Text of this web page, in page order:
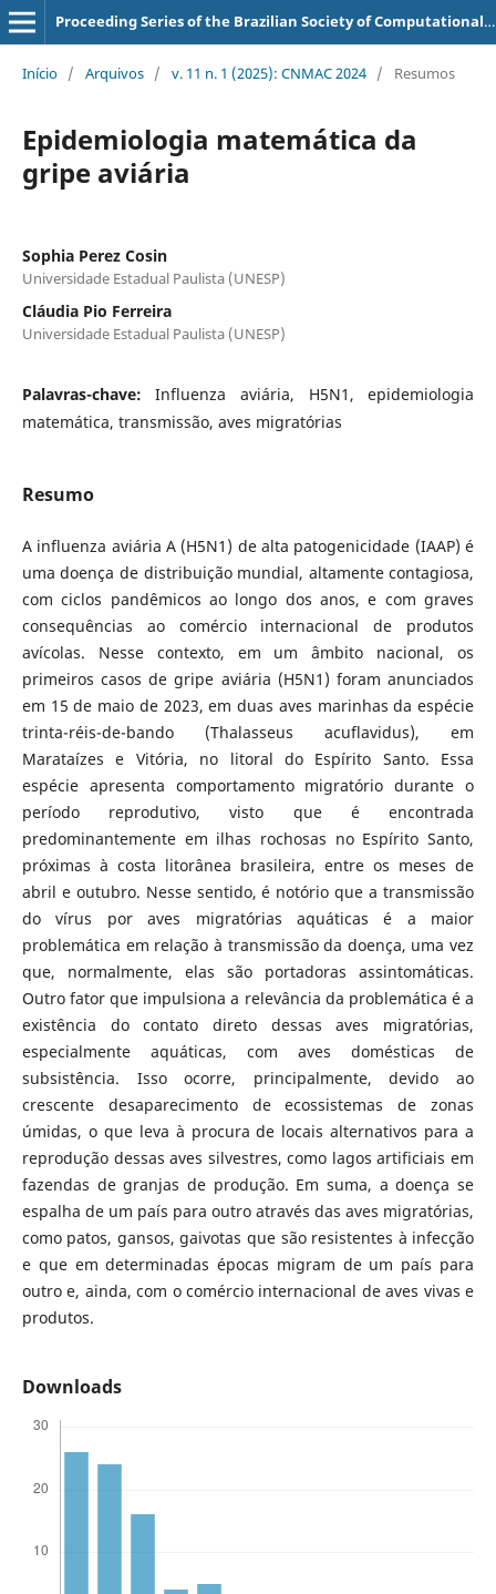
Proceeding Series of the Brazilian Society of Computational and Applied Mathematics
Início / Arquivos / v. 11 n. 1 (2025): CNMAC 2024 / Resumos
Epidemiologia matemática da
gripe aviária
Sophia Perez Cosin
Universidade Estadual Paulista (UNESP)
Cláudia Pio Ferreira
Universidade Estadual Paulista (UNESP)
Palavras-chave:Influenza aviária, H5N1, epidemiologia
matemática, transmissão, aves migratórias
Resumo
A influenza aviária A (H5N1) de alta patogenicidade (IAAP) é
uma doença de distribuição mundial, altamente contagiosa,
com ciclos pandêmicos ao longo dos anos, e com graves
consequências ao comércio internacional de produtos
avícolas. Nesse contexto, em um âmbito nacional, os
primeiros casos de gripe aviária (H5N1) foram anunciados
em 15 de maio de 2023, em duas aves marinhas da espécie
trinta-réis-de-bando (Thalasseus acuflavidus), em
Marataízes e Vitória, no litoral do Espírito Santo. Essa
espécie apresenta comportamento migratório durante o
período reprodutivo, visto que é encontrada
predominantemente em ilhas rochosas no Espírito Santo,
próximas à costa litorânea brasileira, entre os meses de
abril e outubro. Nesse sentido, é notório que a transmissão
do vírus por aves migratórias aquáticas é a maior
problemática em relação à transmissão da doença, uma vez
que, normalmente, elas são portadoras assintomáticas.
Outro fator que impulsiona a relevância da problemática é a
existência do contato direto dessas aves migratórias,
especialmente aquáticas, com aves domésticas de
subsistência. Isso ocorre, principalmente, devido ao
crescente desaparecimento de ecossistemas de zonas
úmidas, o que leva à procura de locais alternativos para a
reprodução dessas aves silvestres, como lagos artificiais em
fazendas de granjas de produção. Em suma, a doença se
espalha de um país para outro através das aves migratórias,
como patos, gansos, gaivotas que são resistentes à infecção
e que em determinadas épocas migram de um país para
outro e, ainda, com o comércio internacional de aves vivas e
produtos.
Downloads